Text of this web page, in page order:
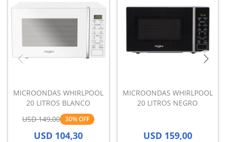
MICROONDAS WHIRLPOOL
20 LITROS BLANCO
USD 149,00 30
USD 104,30
MICROONDAS WHIRLPOOL
20 LITROS NEGRO
USD 159,00